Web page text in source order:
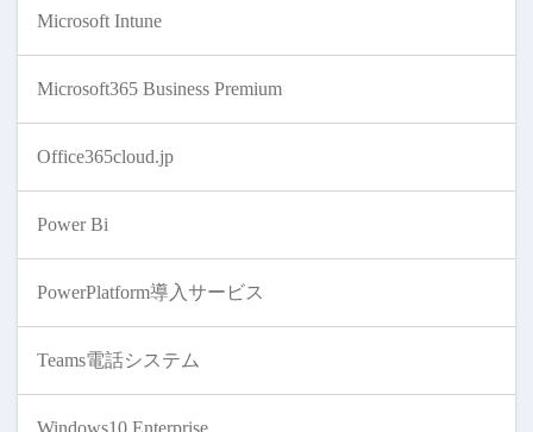
Microsoft Intune
Microsoft365 Business Premium
Office365cloud.jp
Power Bi
PowerPlatform導入サービス
Teams電話システム
Windows10 Enterprise